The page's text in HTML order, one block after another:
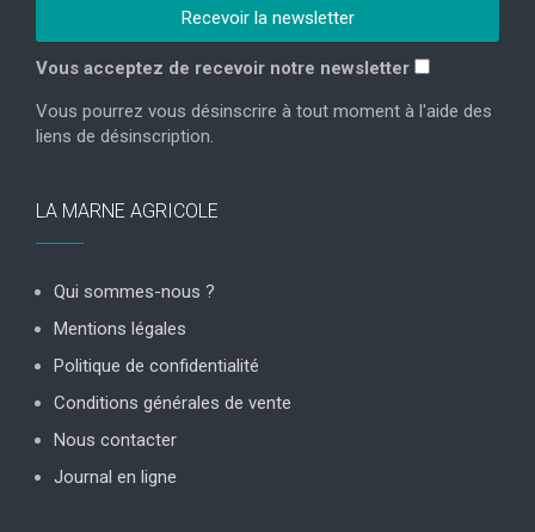
Vous acceptez de recevoir notre newsletter
Vous pourrez vous désinscrire à tout moment à l'aide des
liens de désinscription.
LA MARNE AGRICOLE
Qui sommes-nous ?
Mentions légales
Politique de confidentialité
Conditions générales de vente
Nous contacter
Journal en ligne